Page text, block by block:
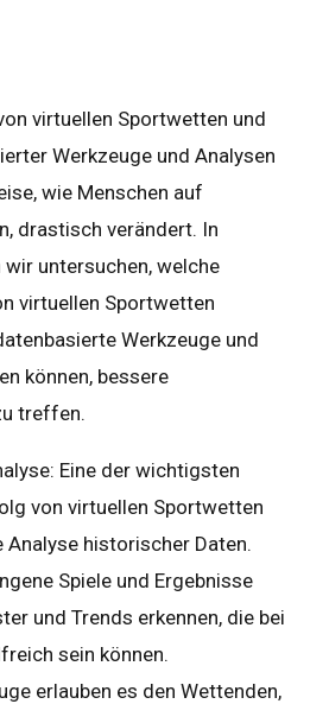
virtuellen Sportwetten und
Werkzeuge und Analysen
wie Menschen auf
drastisch verändert. In
untersuchen, welche
virtuellen Sportwetten
Werkzeuge und
können, bessere
treffen.
Eine der wichtigsten
von virtuellen Sportwetten
historischer Daten.
Spiele und Ergebnisse
und Trends erkennen, die bei
sein können.
erlauben es den Wettenden,